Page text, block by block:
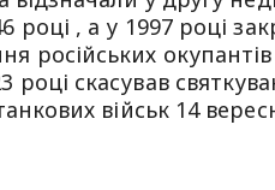
, а у 1997 році
російських
скасував
військ 14